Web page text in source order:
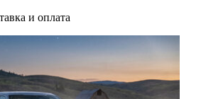
и оплата